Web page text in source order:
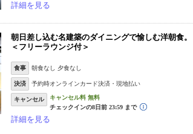
詳細を見る
朝日差し込む名建築のダイニングで愉しむ洋朝食。
＜フリーラウンジ付＞
食事 朝食なし 夕食なし
決済 予約時オンラインカード決済・現地払い
キャンセル
詳細を見る